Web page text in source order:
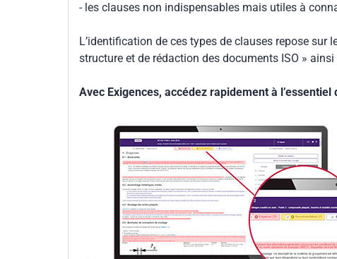
- les clauses non indispensables mais utiles à
L’identification de ces types de clauses repose sur
structure et de rédaction des documents ISO »
Avec Exigences, accédez rapidement à